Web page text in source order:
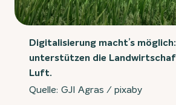
Digitalisierung macht’s
unterstützen die
Luft.
Quelle: GJI Agras / pixaby